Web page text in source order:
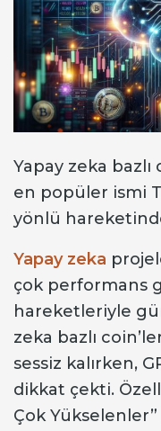
Yapay zeka
en popüler ismi
yönlü
Yapay zeka
çok performans
hareketleriyle
zeka bazlı
sessiz kalırken,
dikkat çekti.
Çok